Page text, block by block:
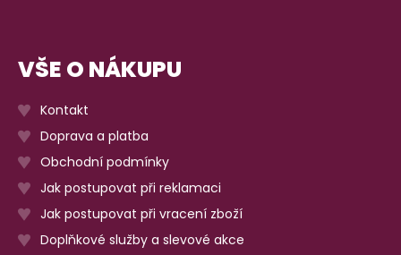
VŠE O NÁKUPU
Kontakt
Doprava a platba
Obchodní podmínky
Jak postupovat při reklamaci
Jak postupovat při vracení zboží
Doplňkové služby a slevové akce